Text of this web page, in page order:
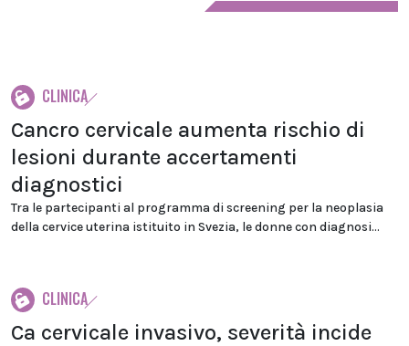
CLINICA
Cancro cervicale aumenta rischio di
lesioni durante accertamenti
diagnostici
Tra le partecipanti al programma di screening per la neoplasia
della cervice uterina istituito in Svezia, le donne con diagnosi...
CLINICA
Ca cervicale invasivo, severità incide